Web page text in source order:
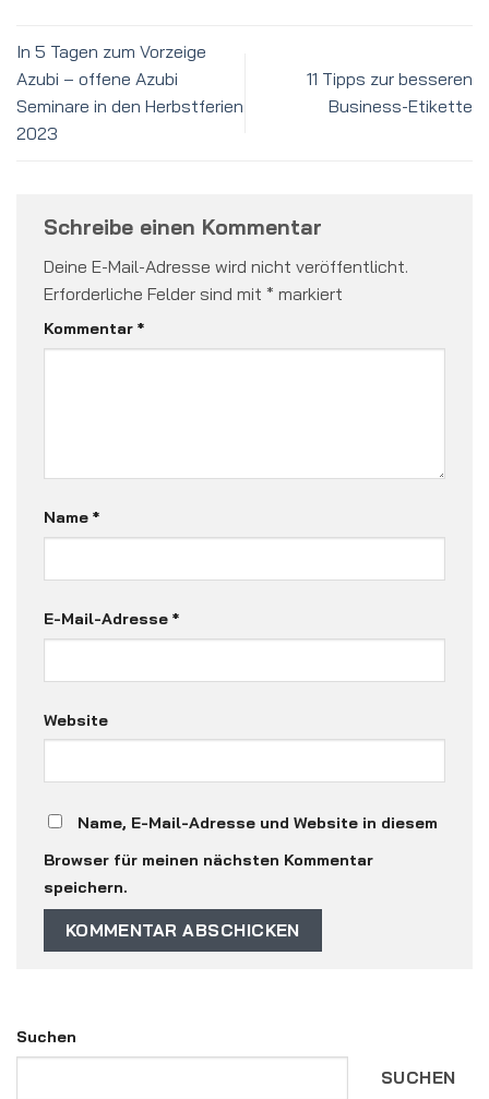
In 5 Tagen zum Vorzeige
Azubi – offene Azubi
Seminare in den Herbstferien
2023
11 Tipps zur besseren
Business-Etikette
Schreibe einen Kommentar
Deine E-Mail-Adresse wird nicht veröffentlicht.
Erforderliche Felder sind mit * markiert
Kommentar *
Name *
E-Mail-Adresse *
Website
Name, E-Mail-Adresse und Website in diesem
Browser für meinen nächsten Kommentar
speichern.
Suchen
SUCHEN